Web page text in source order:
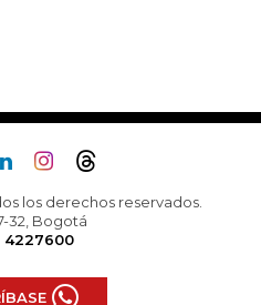
los derechos reservados.
32, Bogotá
4227600